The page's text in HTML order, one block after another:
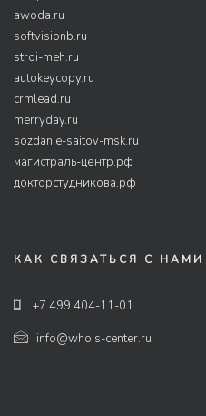
awoda.ru
softvisionb.ru
stroi-meh.ru
autokeycopy.ru
crmlead.ru
merryday.ru
sozdanie-saitov-msk.ru
магистраль-центр.рф
докторстудникова.рф
КАК СВЯЗАТЬСЯ С НАМИ
+7 499 404-11-01
info@whois-center.ru